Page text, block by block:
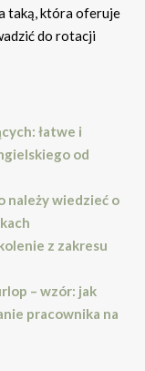
taką, która oferuje
do rotacji
łatwe i
od
należy wiedzieć o
z zakresu
– wzór: jak
pracownika na